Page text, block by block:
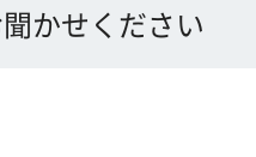
かせください